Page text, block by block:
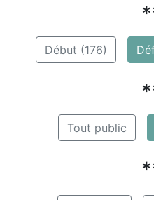
Début (176)
Tout public